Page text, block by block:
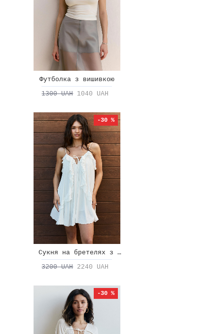
Футболка з вишивкою
1300 UAH 1040 UAH
-30 %
Сукня на бретелях з рюшами
3200 UAH 2240 UAH
-30 %